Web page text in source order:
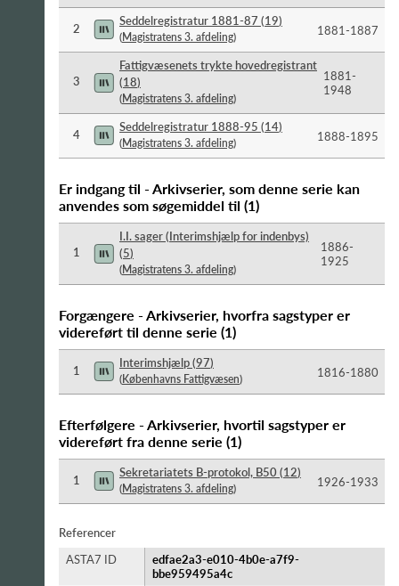
2
Seddelregistratur 1881-87 (19)
(Magistratens 3. afdeling) 1881-​1887
3
Fattigvæsenets trykte hovedregistrant
(18)
(Magistratens 3. afdeling)
1881-​
1948
4
Seddelregistratur 1888-95 (14)
(Magistratens 3. afdeling) 1888-​1895
Er indgang til - Arkivserier, som denne serie kan
anvendes som søgemiddel til (1)
1
I.I. sager (Interimshjælp for indenbys)
(5)
(Magistratens 3. afdeling)
1886-​
1925
Forgængere - Arkivserier, hvorfra sagstyper er
videreført til denne serie (1)
1
Interimshjælp(97)
(Københavns Fattigvæsen) 1816-​1880
Efterfølgere - Arkivserier, hvortil sagstyper er
videreført fra denne serie (1)
1
Sekretariatets B-protokol, B50(12)
(Magistratens 3. afdeling) 1926-​1933
Referencer
ASTA7 ID
edfae2a3-e010-4b0e-a7f9-
bbe959495a4c